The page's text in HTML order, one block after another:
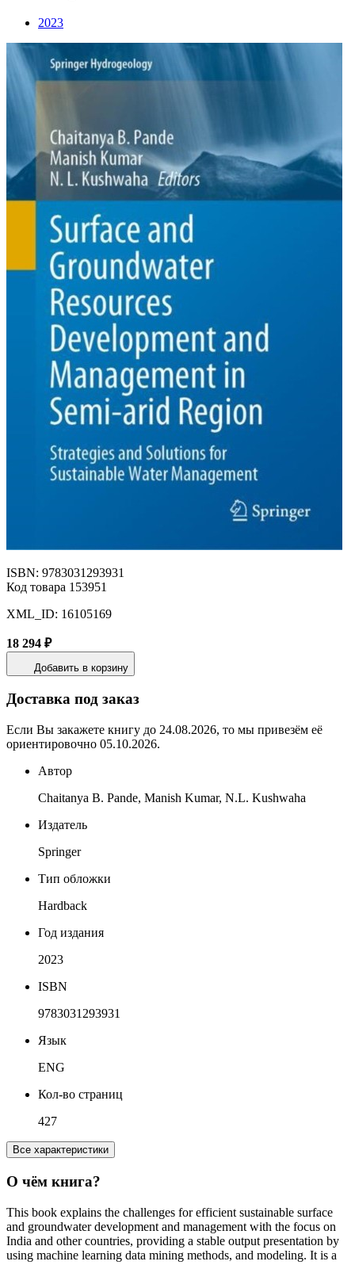
2023
ISBN: 9783031293931
Код товара 153951
XML_ID: 16105169
18 294 ₽
Добавить в корзину
Доставка под заказ
Если Вы закажете книгу до 24.08.2026, то мы привезём её
ориентировочно 05.10.2026.
Автор
Chaitanya B. Pande, Manish Kumar, N.L. Kushwaha
Издатель
Springer
Тип обложки
Hardback
Год издания
2023
ISBN
9783031293931
Язык
ENG
Кол-во страниц
427
Все характеристики
О чём книга?
This book explains the challenges for efficient sustainable surface
and groundwater development and management with the focus on
India and other countries, providing a stable output presentation by
using machine learning data mining methods, and modeling. It is a